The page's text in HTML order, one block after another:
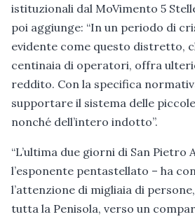
istituzionali dal MoVimento 5
poi aggiunge: “In un periodo di
evidente come questo distretto,
centinaia di operatori, offra
reddito. Con la specifica
supportare il sistema delle
nonché dell’intero indotto”.
“L’ultima due giorni di San Pietro
l’esponente pentastellato – ha
l’attenzione di migliaia di
tutta la Penisola, verso un